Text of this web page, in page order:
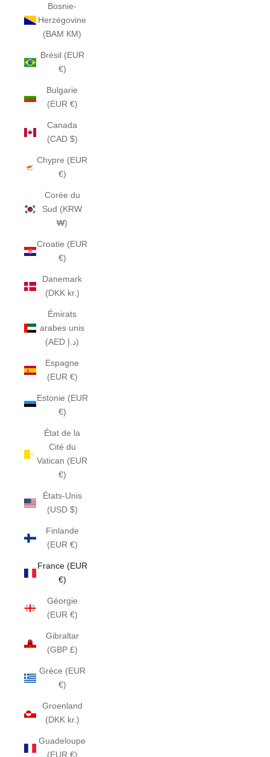
Bosnie-
Herzégovine
(BAM КМ)
Brésil (EUR
€)
Bulgarie
(EUR €)
Canada
(CAD $)
Chypre (EUR
€)
Corée du
Sud (KRW
₩)
Croatie (EUR
€)
Danemark
(DKK kr.)
Émirats
arabes unis
(AED د.إ)
Espagne
(EUR €)
Estonie (EUR
€)
État de la
Cité du
Vatican (EUR
€)
États-Unis
(USD $)
Finlande
(EUR €)
France (EUR
€)
Géorgie
(EUR €)
Gibraltar
(GBP £)
Grèce (EUR
€)
Groenland
(DKK kr.)
Guadeloupe
(EUR €)